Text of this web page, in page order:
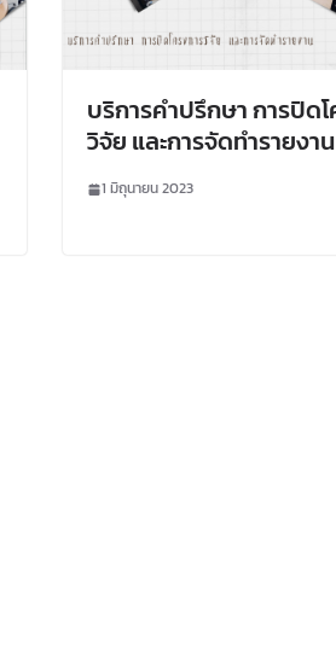
วิจัย และการจัดทำรายงาน